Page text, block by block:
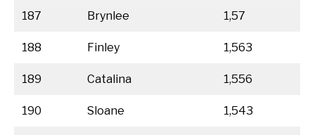
187 Brynlee 1,57
188 Finley 1,563
189 Catalina 1,556
190 Sloane 1,543